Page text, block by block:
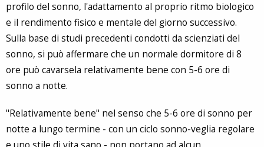
profilo del sonno, l'adattamento al proprio ritmo biologico
e il rendimento fisico e mentale del giorno successivo.
Sulla base di studi precedenti condotti da scienziati del
sonno, si può affermare che un normale dormitore di 8
ore può cavarsela relativamente bene con 5-6 ore di
sonno a notte.
"Relativamente bene" nel senso che 5-6 ore di sonno per
notte a lungo termine - con un ciclo sonno-veglia regolare